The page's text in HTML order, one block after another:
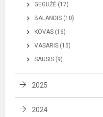
GEGUŽĖ (17)
BALANDIS (10)
KOVAS (16)
VASARIS (15)
SAUSIS (9)
2025
2024